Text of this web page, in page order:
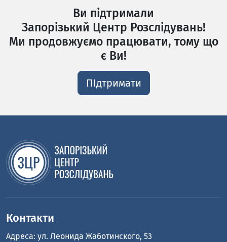
Ви підтримали
Запорізький Центр Розслідувань!
Ми продовжуємо працювати, тому що
є Ви!
ПІдтримати
Контакти
Адреса: ул. Леонида Жаботинского, 53